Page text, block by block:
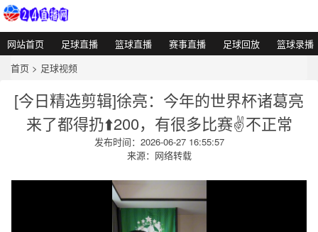
网站首页 足球直播 篮球直播 赛事直播 足球回放
篮球录播
首页 > 足球视频
[今日精选剪辑]徐亮：今年的世界杯诸葛亮
来了都得扔⬆️200，有很多比赛✌️不正常
发布时间：2026-06-27 16:55:57
来源：网络转载